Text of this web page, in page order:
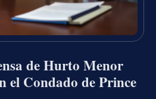
de Hurto Menor
el Condado de Prince